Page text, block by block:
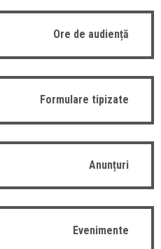
Ore de audiență
Formulare tipizate
Anunțuri
Evenimente